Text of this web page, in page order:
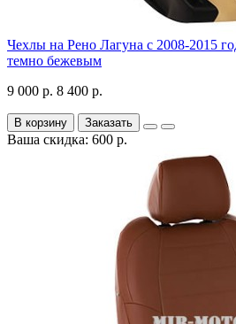
Чехлы на Рено Лагуна с 2008-2015
темно бежевым
9 000 р. 8 400 р.
В корзину Заказать
Ваша скидка: 600 р.